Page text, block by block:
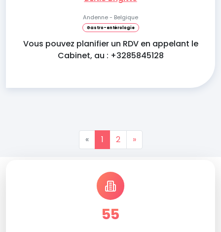
Andenne - Belgique
Gastro-entérologie
Vous pouvez planifier un RDV en appelant le
Cabinet, au : +3285845128
« 1 2 »
55